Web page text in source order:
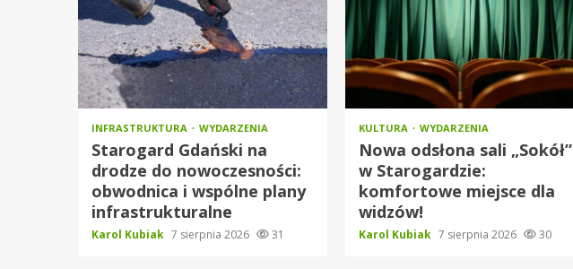
INFRASTRUKTURA WYDARZENIA
Starogard Gdański na
drodze do nowoczesności:
obwodnica i wspólne plany
infrastrukturalne
Karol Kubiak 7 sierpnia 2026 31
KULTURA WYDARZENIA
Nowa odsłona sali „Sokół”
w Starogardzie:
komfortowe miejsce dla
widzów!
Karol Kubiak 7 sierpnia 2026 30